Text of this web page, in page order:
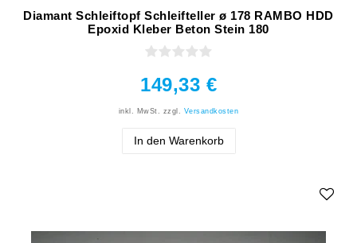
Diamant Schleiftopf Schleifteller ø 178 RAMBO HDD
Epoxid Kleber Beton Stein 180
149,33 €
inkl. MwSt. zzgl. Versandkosten
In den Warenkorb